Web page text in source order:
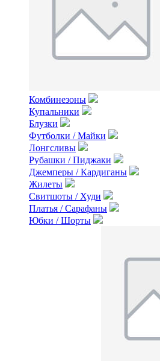
Комбинезоны
Купальники
Блузки
Футболки / Майки
Лонгсливы
Рубашки / Пиджаки
Джемперы / Кардиганы
Жилеты
Свитшоты / Худи
Платья / Сарафаны
Юбки / Шорты